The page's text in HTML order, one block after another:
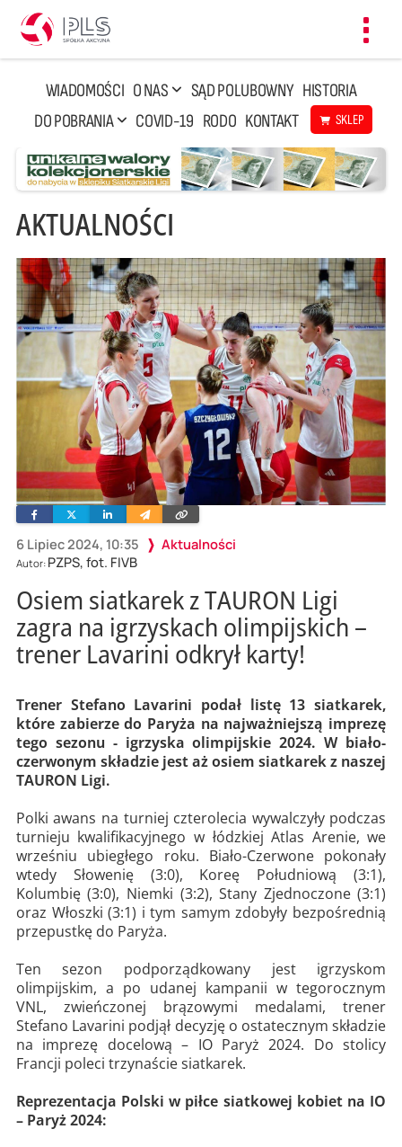
WIADOMOŚCI O NAS SĄD POLUBOWNY HISTORIA
DO POBRANIA
COVID-19 RODO KONTAKT SKLEP
AKTUALNOŚCI
6 Lipiec 2024, 10:35 Aktualności
Autor: PZPS, fot. FIVB
FacebookTwitterLinkedinWyślij
e-
Skopiuj
link
Osiem siatkarek z TAURON Ligi
zagra na igrzyskach olimpijskich –
trener Lavarini odkrył karty!
Trener Stefano Lavarini podał listę 13 siatkarek,
które zabierze do Paryża na najważniejszą imprezę
tego sezonu - igrzyska olimpijskie 2024. W biało-
czerwonym składzie jest aż osiem siatkarek z naszej
TAURON Ligi.
Polki awans na turniej czterolecia wywalczyły podczas
turnieju kwalifikacyjnego w łódzkiej Atlas Arenie, we
wrześniu ubiegłego roku. Biało-Czerwone pokonały
wtedy Słowenię (3:0), Koreę Południową (3:1),
Kolumbię (3:0), Niemki (3:2), Stany Zjednoczone (3:1)
oraz Włoszki (3:1) i tym samym zdobyły bezpośrednią
przepustkę do Paryża.
Ten sezon podporządkowany jest igrzyskom
olimpijskim, a po udanej kampanii w tegorocznym
VNL, zwieńczonej brązowymi medalami, trener
Stefano Lavarini podjął decyzję o ostatecznym składzie
na imprezę docelową – IO Paryż 2024. Do stolicy
Francji poleci trzynaście siatkarek.
Reprezentacja Polski w piłce siatkowej kobiet na IO
– Paryż 2024: